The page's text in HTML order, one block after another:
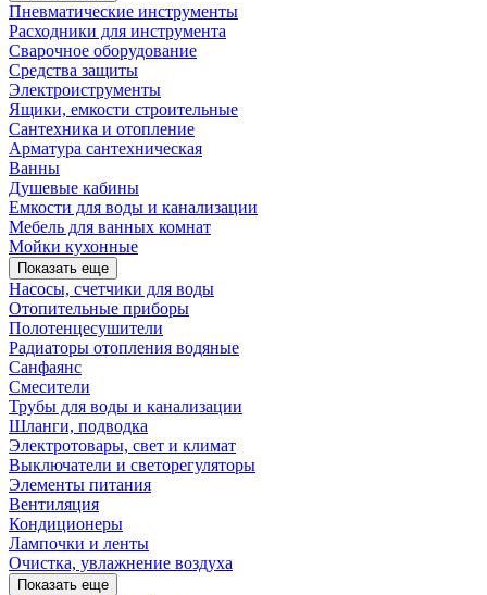
Пневматические инструменты
Расходники для инструмента
Сварочное оборудование
Средства защиты
Электроиструменты
Ящики, емкости строительные
Сантехника и отопление
Арматура сантехническая
Ванны
Душевые кабины
Емкости для воды и канализации
Мебель для ванных комнат
Мойки кухонные
Показать еще
Насосы, счетчики для воды
Отопительные приборы
Полотенцесушители
Радиаторы отопления водяные
Санфаянс
Смесители
Трубы для воды и канализации
Шланги, подводка
Электротовары, свет и климат
Выключатели и светорегуляторы
Элементы питания
Вентиляция
Кондиционеры
Лампочки и ленты
Очистка, увлажнение воздуха
Показать еще